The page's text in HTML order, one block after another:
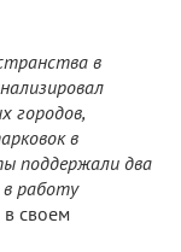
в
городов,
в
поддержали два
в работу
в своем